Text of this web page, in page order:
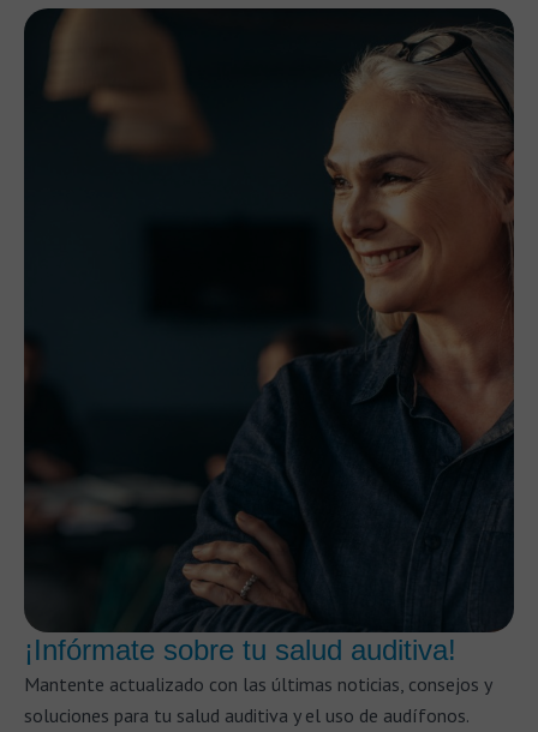
¡Infórmate sobre tu salud auditiva!
Mantente actualizado con las últimas noticias, consejos y
soluciones para tu salud auditiva y el uso de audífonos.